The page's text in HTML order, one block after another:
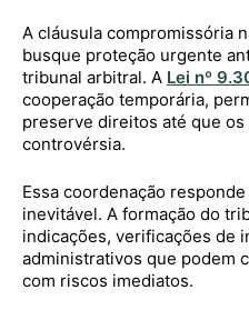
A cláusula compromissória
busque proteção urgente
tribunal arbitral. A Lei nº
cooperação temporária,
preserve direitos até que
controvérsia.
Essa coordenação
inevitável. A formação do
indicações, verificações de
administrativos que podem
com riscos imediatos.